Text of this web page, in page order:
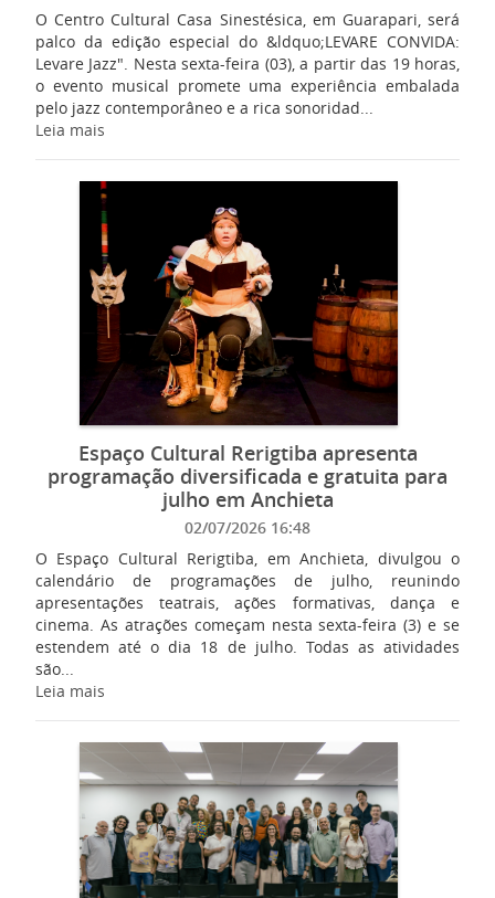
O Centro Cultural Casa Sinestésica, em Guarapari, será
palco da edição especial do &ldquo;LEVARE CONVIDA:
Levare Jazz". Nesta sexta-feira (03), a partir das 19 horas,
o evento musical promete uma experiência embalada
pelo jazz contemporâneo e a rica sonoridad...
Leia mais
Espaço Cultural Rerigtiba apresenta
programação diversificada e gratuita para
julho em Anchieta
02/07/2026 16:48
O Espaço Cultural Rerigtiba, em Anchieta, divulgou o
calendário de programações de julho, reunindo
apresentações teatrais, ações formativas, dança e
cinema. As atrações começam nesta sexta-feira (3) e se
estendem até o dia 18 de julho. Todas as atividades
são...
Leia mais